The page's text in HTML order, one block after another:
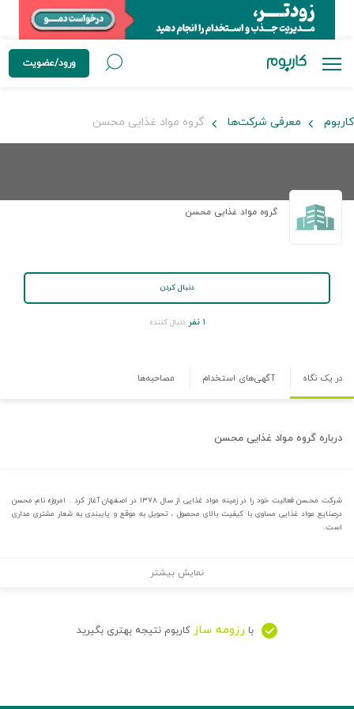
ورود/عضویت
کاربوم معرفی شرکت‌ها گروه مواد غذایی محسن
گروه مواد غذایی محسن
دنبال کردن
۱ نفر دنبال کننده
در یک نگاه آگهی‌های استخدام مصاحبه‌ها
درباره گروه مواد غذایی محسن
شرکت محـسن فعالیت خود را در زمینه مواد غذایی از سال ۱۳۷۸ در اصـفهان آغاز کرد . امروزه نام محسن
درصنایع مواد غذایی مساوی با کیفیت بالای محصول ، تحویل به موقع و پایبندی به شعار مشتری مداری
است.
نمایش بیشتر
با رزومه ساز کاربوم نتیجه بهتری بگیرید